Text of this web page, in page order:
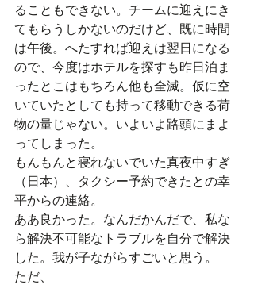
ることもできない。チームに迎えにき
てもらうしかないのだけど、既に時間
は午後。へたすれば迎えは翌日になる
ので、今度はホテルを探すも昨日泊ま
ったとこはもちろん他も全滅。仮に空
いていたとしても持って移動できる荷
物の量じゃない。いよいよ路頭にまよ
ってしまった。
もんもんと寝れないでいた真夜中すぎ
（日本）、タクシー予約できたとの幸
平からの連絡。
ああ良かった。なんだかんだで、私な
ら解決不可能なトラブルを自分で解決
した。我が子ながらすごいと思う。
ただ、